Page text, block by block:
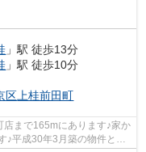
」駅 徒歩13分
」駅 徒歩10分
区上桂前田町
まで165mにあります♪家か
♪平成30年3月築の物件とな